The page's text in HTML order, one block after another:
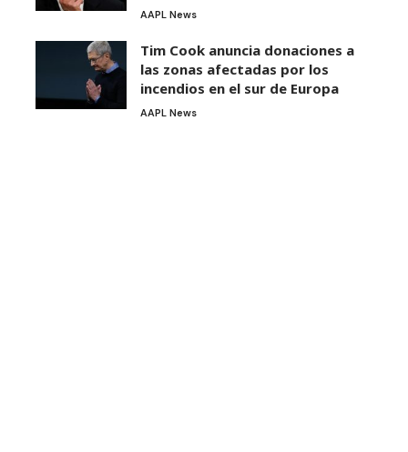
AAPL News
Tim Cook anuncia donaciones a
las zonas afectadas por los
incendios en el sur de Europa
AAPL News